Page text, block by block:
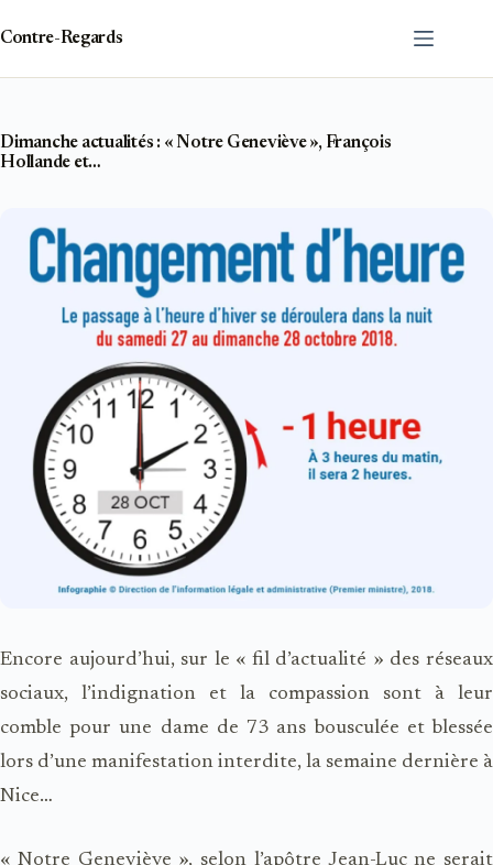
contenu
Contre-Regards
Dimanche actualités : « Notre Geneviève », François
Hollande et…
Encore aujourd’hui, sur le « fil d’actualité » des réseaux
sociaux, l’indignation et la compassion sont à leur
comble pour une dame de 73 ans bousculée et blessée
lors d’une manifestation interdite, la semaine dernière à
Nice…
« Notre Geneviève », selon l’apôtre Jean-Luc ne serait